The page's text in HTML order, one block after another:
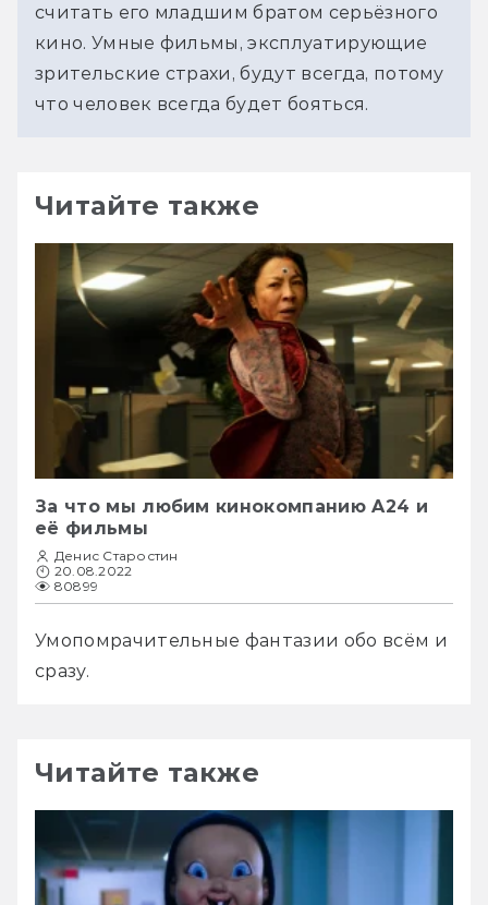
считать его младшим братом серьёзного
кино. Умные фильмы, эксплуатирующие
зрительские страхи, будут всегда, потому
что человек всегда будет бояться.
Читайте также
За что мы любим кинокомпанию A24 и
её фильмы
Денис Старостин
20.08.2022
80899
Умопомрачительные фантазии обо всём и
сразу.
Читайте также